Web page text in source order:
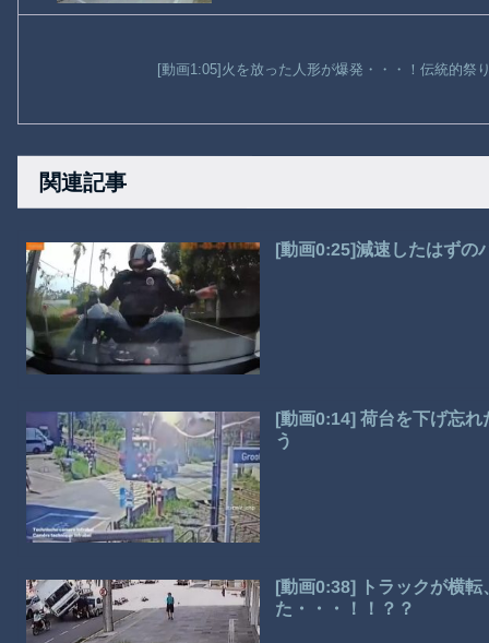
[動画1:05]火を放った人形が爆発・・・！伝統的祭
関連記事
[動画0:25]減速したはずの
[動画0:14] 荷台を下げ忘
う
[動画0:38] トラックが横
た・・・！！？？